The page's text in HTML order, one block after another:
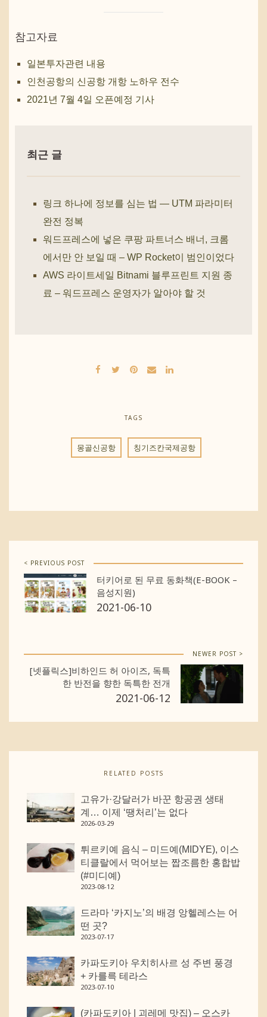
참고자료
일본투자관련 내용
인천공항의 신공항 개항 노하우 전수
2021년 7월 4일 오픈예정 기사
최근 글
링크 하나에 정보를 심는 법 — UTM 파라미터
완전 정복
워드프레스에 넣은 쿠팡 파트너스 배너, 크롬
에서만 안 보일 때 – WP Rocket이 범인이었다
AWS 라이트세일 Bitnami 블루프린트 지원 종
료 – 워드프레스 운영자가 알아야 할 것
TAGS
몽골신공항 칭기즈칸국제공항
< PREVIOUS POST
터키어로 된 무료 동화책(E-BOOK –
음성지원)
2021-06-10
NEWER POST >
[넷플릭스]비하인드 허 아이즈, 독특
한 반전을 향한 독특한 전개
2021-06-12
RELATED POSTS
고유가·강달러가 바꾼 항공권 생태
계… 이제 ‘땡처리’는 없다
2026-03-29
튀르키예 음식 – 미드예(MIDYE), 이스
티클랄에서 먹어보는 짭조름한 홍합밥
(#미디예)
2023-08-12
드라마 ‘카지노’의 배경 앙헬레스는 어
떤 곳?
2023-07-17
카파도키아 우치히사르 성 주변 풍경
+ 카를륵 테라스
2023-07-10
(카파도키아 | 괴레메 맛집) – 오스카